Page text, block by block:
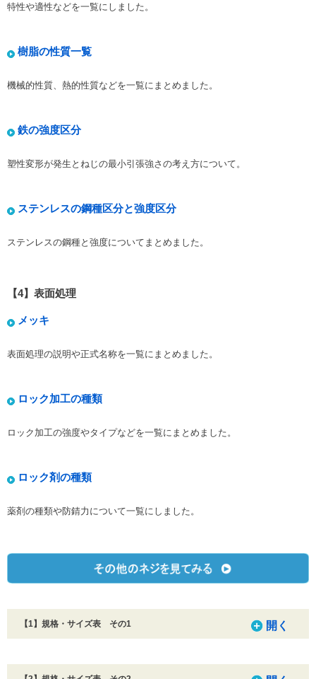
特性や適性などを一覧にしました。
樹脂の性質一覧
機械的性質、熱的性質などを一覧にまとめました。
鉄の強度区分
塑性変形が発生とねじの最小引張強さの考え方について。
ステンレスの鋼種区分と強度区分
ステンレスの鋼種と強度についてまとめました。
【4】表面処理
メッキ
表面処理の説明や正式名称を一覧にまとめました。
ロック加工の種類
ロック加工の強度やタイプなどを一覧にまとめました。
ロック剤の種類
薬剤の種類や防錆力について一覧にしました。
【1】規格・サイズ表 その1 開く